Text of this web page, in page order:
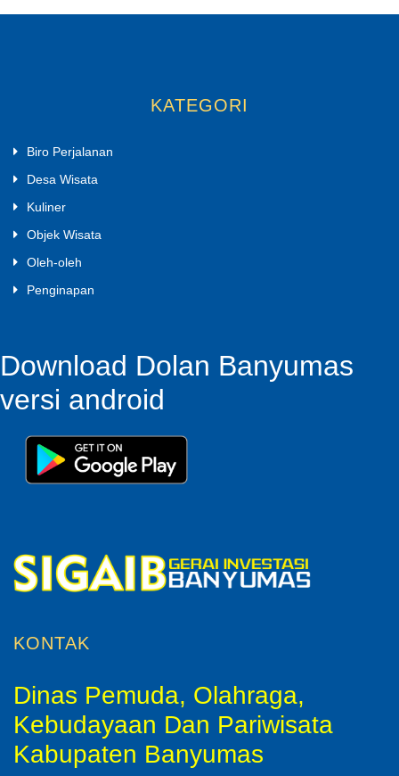
KATEGORI
Biro Perjalanan
Desa Wisata
Kuliner
Objek Wisata
Oleh-oleh
Penginapan
Download Dolan Banyumas
versi android
KONTAK
Dinas Pemuda, Olahraga,
Kebudayaan Dan Pariwisata
Kabupaten Banyumas